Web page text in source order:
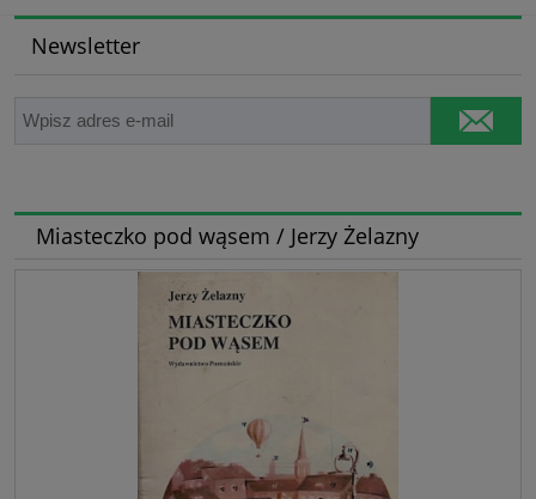
Newsletter
Miasteczko pod wąsem / Jerzy Żelazny